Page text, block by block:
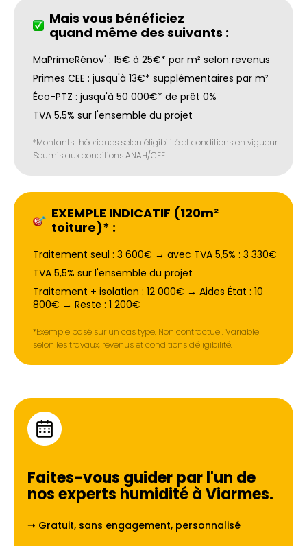
Mais vous bénéficiez
quand même des suivants :
MaPrimeRénov' : 15€ à 25€* par m² selon revenus
Primes CEE : jusqu'à 13€* supplémentaires par m²
Éco-PTZ : jusqu'à 50 000€* de prêt 0%
TVA 5,5% sur l'ensemble du projet
*Montants théoriques selon éligibilité et conditions en vigueur.
Soumis aux conditions ANAH/CEE.
EXEMPLE INDICATIF (120m²
toiture)* :
Traitement seul : 3 600€ → avec TVA 5,5% : 3 330€
TVA 5,5% sur l'ensemble du projet
Traitement + isolation : 12 000€ → Aides État : 10
800€ → Reste : 1 200€
*Exemple basé sur un cas type. Non contractuel. Variable
selon les travaux, revenus et conditions d'éligibilité.
Faites-vous guider par l'un de
nos experts humidité àViarmes.
➝ Gratuit, sans engagement, personnalisé